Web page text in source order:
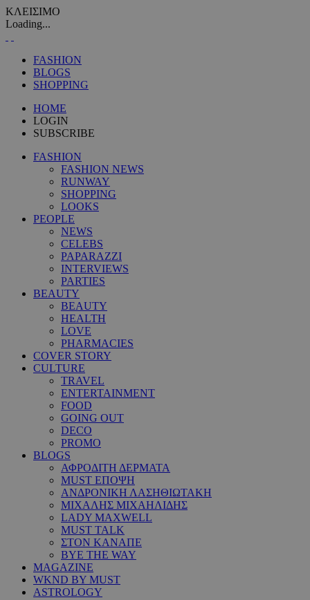
ΚΛΕΙΣΙΜΟ
Loading...
FASHION
BLOGS
SHOPPING
HOME
LOGIN
SUBSCRIBE
FASHION
FASHION NEWS
RUNWAY
SHOPPING
LOOKS
PEOPLE
NEWS
CELEBS
PAPARAZZI
INTERVIEWS
PARTIES
BEAUTY
BEAUTY
HEALTH
LOVE
PHARMACIES
COVER STORY
CULTURE
TRAVEL
ENTERTAINMENT
FOOD
GOING OUT
DECO
PROMO
BLOGS
ΑΦΡΟΔΙΤΗ ΔΕΡΜΑΤΑ
MUST ΕΠΟΨΗ
ΑΝΔΡΟΝΙΚΗ ΛΑΣΗΘΙΩΤΑΚΗ
ΜΙΧΑΛΗΣ ΜΙΧΑΗΛΙΔΗΣ
LADY MAXWELL
MUST TALK
ΣΤΟΝ ΚΑΝΑΠΕ
BYE THE WAY
MAGAZINE
WKND BY MUST
ASTROLOGY